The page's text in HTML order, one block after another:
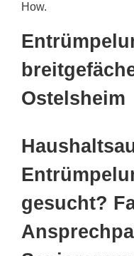
How.
Ostelsheim
gesucht?